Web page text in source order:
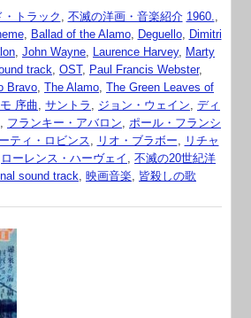
トラック 不滅の洋画・音楽紹介 1960.
, Ballad of the Alamo, Deguello,
Dimitri
John Wayne Laurence Harvey, Marty
track OST, Paul Francis Webster,
Bravo The Alamo The Green Leaves of
序曲 サントラ ジョン・ウェイン ディ
フランキー・アバロン
ポール・フランシ
ティ・ロビンス リオ・ブラボー
リチャ
ローレンス・ハーヴェイ
不滅の20世紀洋
sound track 映画音楽 皆殺しの歌